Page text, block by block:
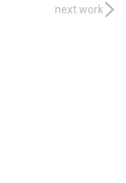
next work